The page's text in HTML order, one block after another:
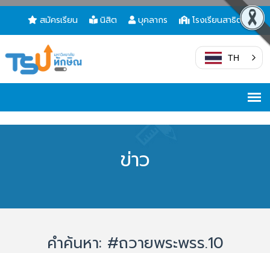
สมัครเรียน นิสิต บุคลากร โรงเรียนสาธิต
TH
ข่าว
คำค้นหา: #ถวายพระพรร.10